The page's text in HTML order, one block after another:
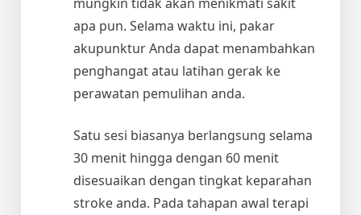
apa pun. Selama waktu ini, pakar
akupunktur Anda dapat menambahkan
penghangat atau latihan gerak ke
perawatan pemulihan anda.
Satu sesi biasanya berlangsung selama
30 menit hingga dengan 60 menit
disesuaikan dengan tingkat keparahan
stroke anda. Pada tahapan awal terapi